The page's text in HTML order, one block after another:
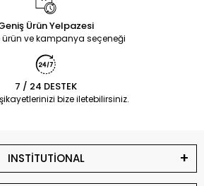
Ürün Yelpazesi
ürün ve kampanya seçeneği
7 / 24 DESTEK
bize iletebilirsiniz.
INSTİTUTİONAL